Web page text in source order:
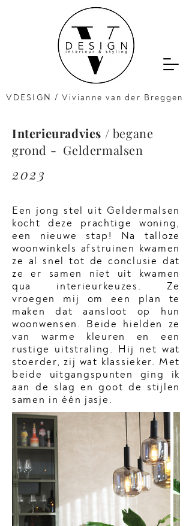
VDESIGN / Vivianne van der Breggen
Interieuradvies / begane
grond - Geldermalsen
2023
Een jong stel uit Geldermalsen
kocht deze prachtige woning,
een nieuwe stap! Na talloze
woonwinkels afstruinen kwamen
ze al snel tot de conclusie dat
ze er samen niet uit kwamen
qua interieurkeuzes. Ze
vroegen mij om een plan te
maken dat aansloot op hun
woonwensen. Beide hielden ze
van warme kleuren en een
rustige uitstraling. Hij net wat
stoerder, zij wat klassieker. Met
beide uitgangspunten ging ik
aan de slag en goot de stijlen
samen in één jasje.